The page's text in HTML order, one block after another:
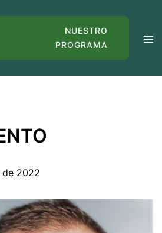
NUESTRO
PROGRAMA
de 2022